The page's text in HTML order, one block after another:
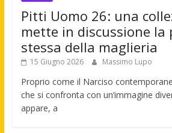
Pitti Uomo 26: una
mette in discussione la
stessa della maglieria
15 Giugno 2026 Massimo Lupo
Proprio come il Narciso
che si confronta con un’immagine
appare, a